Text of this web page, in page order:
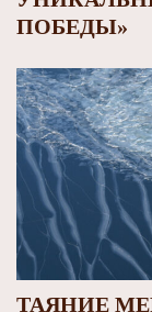
ПОБЕДЫ»
ТАЯНИЕ